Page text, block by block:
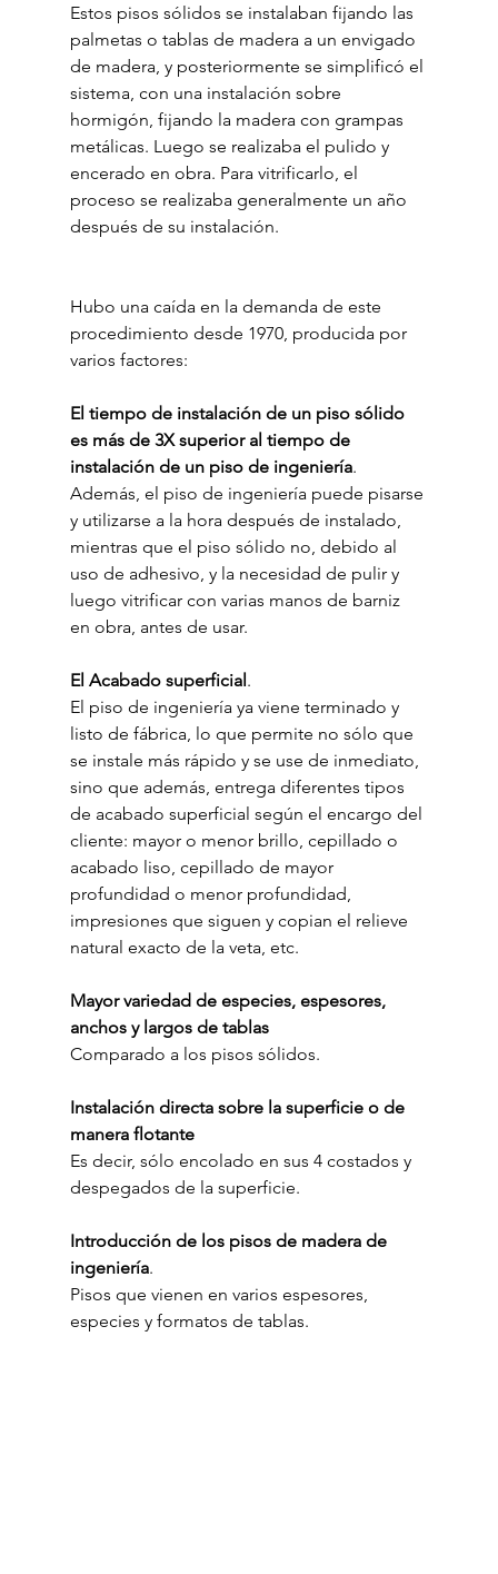
Estos pisos sólidos se instalaban fijando las
palmetas o tablas de madera a un envigado
de madera, y posteriormente se simplificó el
sistema, con una instalación sobre
hormigón, fijando la madera con grampas
metálicas. Luego se realizaba el pulido y
encerado en obra. Para vitrificarlo, el
proceso se realizaba generalmente un año
después de su instalación.
Hubo una caída en la demanda de este
procedimiento desde 1970, producida por
varios factores:
El tiempo de instalación de un piso sólido
es más de 3X superior al tiempo de
instalación de un piso de ingeniería.
Además, el piso de ingeniería puede pisarse
y utilizarse a la hora después de instalado,
mientras que el piso sólido no, debido al
uso de adhesivo, y la necesidad de pulir y
luego vitrificar con varias manos de barniz
en obra, antes de usar.
El Acabado superficial.
El piso de ingeniería ya viene terminado y
listo de fábrica, lo que permite no sólo que
se instale más rápido y se use de inmediato,
sino que además, entrega diferentes tipos
de acabado superficial según el encargo del
cliente: mayor o menor brillo, cepillado o
acabado liso, cepillado de mayor
profundidad o menor profundidad,
impresiones que siguen y copian el relieve
natural exacto de la veta, etc.
Mayor variedad de especies, espesores,
anchos y largos de tablas
Comparado a los pisos sólidos.
Instalación directa sobre la superficie o de
manera flotante
Es decir, sólo encolado en sus 4 costados y
despegados de la superficie.
Introducción de los pisos de madera de
ingeniería.
Pisos que vienen en varios espesores,
especies y formatos de tablas.